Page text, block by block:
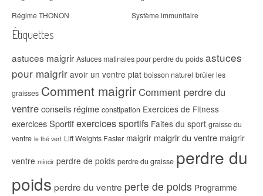
Régime THONON
Système immunitaire
Étiquettes
astuces maigrir Astuces matinales pour perdre du poids astuces
pour maigrir avoir un ventre plat boisson naturel brûler les
graisses Comment maigrirComment perdre du
ventreconseils régime constipation Exercices de Fitness
exercices Sportifexercices sportifs Faites du sport graisse du
ventre le thé vert Lift Weights Faster maigrir maigrir du ventre maigrir
ventre mincir perdre de poids perdre du graisse perdre du
poids perdre du ventre perte de poids Programme